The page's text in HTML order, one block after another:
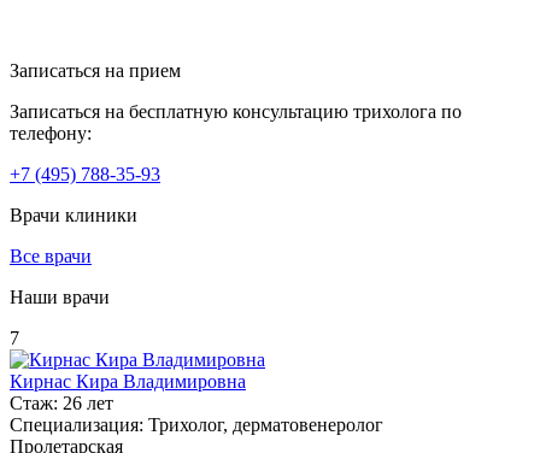
Записаться на прием
Записаться на бесплатную консультацию трихолога по
телефону:
+7 (495) 788-35-93
Врачи клиники
Все врачи
Наши врачи
7
Кирнас Кира Владимировна
Стаж: 26 лет
Специализация: Трихолог, дерматовенеролог
Пролетарская